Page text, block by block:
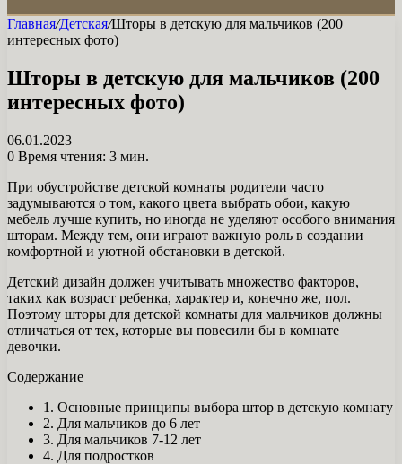
Главная/Детская/Шторы в детскую для мальчиков (200
интересных фото)
Шторы в детскую для мальчиков (200
интересных фото)
06.01.2023
0 Время чтения: 3 мин.
При обустройстве детской комнаты родители часто
задумываются о том, какого цвета выбрать обои, какую
мебель лучше купить, но иногда не уделяют особого внимания
шторам. Между тем, они играют важную роль в создании
комфортной и уютной обстановки в детской.
Детский дизайн должен учитывать множество факторов,
таких как возраст ребенка, характер и, конечно же, пол.
Поэтому шторы для детской комнаты для мальчиков должны
отличаться от тех, которые вы повесили бы в комнате
девочки.
Содержание
1. Основные принципы выбора штор в детскую комнату
2. Для мальчиков до 6 лет
3. Для мальчиков 7-12 лет
4. Для подростков